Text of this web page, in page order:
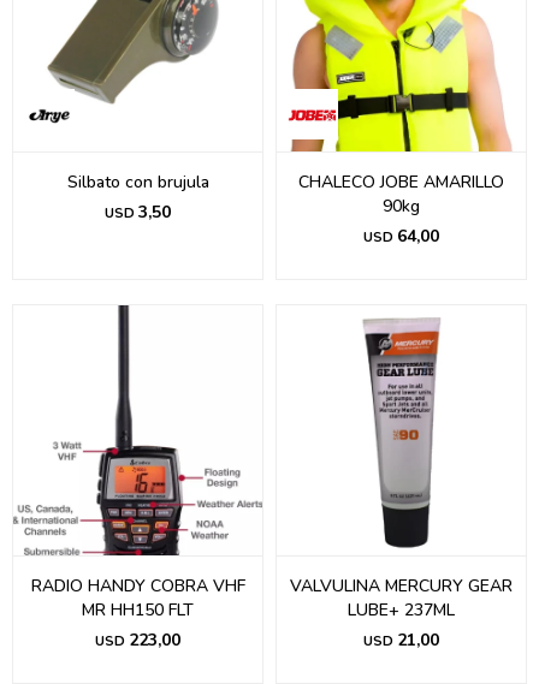
Silbato con brujula
USD 3,50
CHALECO JOBE AMARILLO
90kg
USD 64,00
RADIO HANDY COBRA VHF
MR HH150 FLT
USD 223,00
VALVULINA MERCURY GEAR
LUBE+ 237ML
USD 21,00